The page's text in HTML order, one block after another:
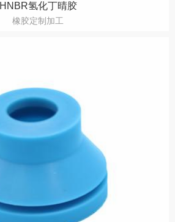
HNBR氢化丁晴胶
橡胶定制加工